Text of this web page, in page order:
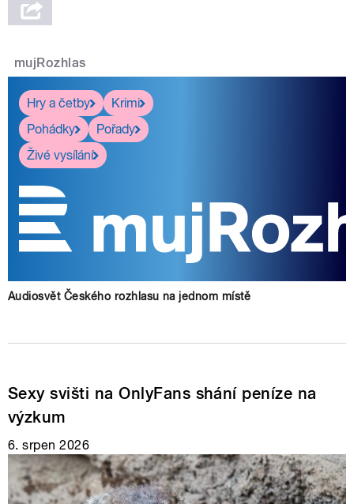
mujRozhlas
Hry a četby
Krimi
Pohádky
Pořady
Živé vysílání
Audiosvět Českého rozhlasu na jednom místě
Sexy svišti na OnlyFans shání peníze na
výzkum
6. srpen 2026